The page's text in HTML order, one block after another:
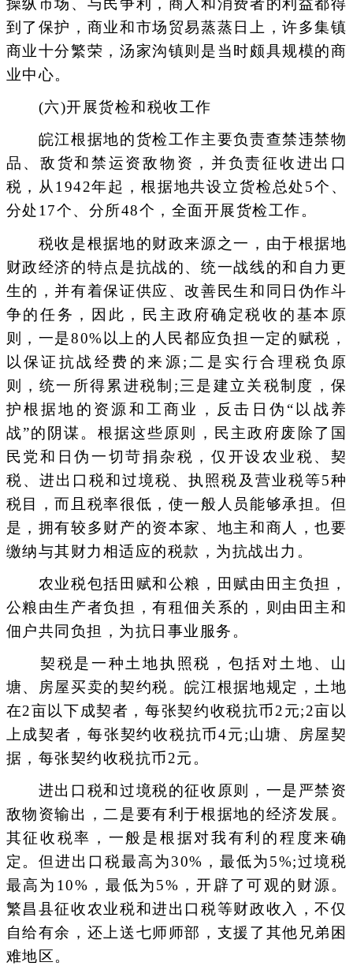
操纵市场、与民争利，商人和消费者的利益都得
到了保护，商业和市场贸易蒸蒸日上，许多集镇
商业十分繁荣，汤家沟镇则是当时颇具规模的商
业中心。
(六)开展货检和税收工作
皖江根据地的货检工作主要负责查禁违禁物
品、敌货和禁运资敌物资，并负责征收进出口
税，从1942年起，根据地共设立货检总处5个、
分处17个、分所48个，全面开展货检工作。
税收是根据地的财政来源之一，由于根据地
财政经济的特点是抗战的、统一战线的和自力更
生的，并有着保证供应、改善民生和同日伪作斗
争的任务，因此，民主政府确定税收的基本原
则，一是80%以上的人民都应负担一定的赋税，
以保证抗战经费的来源;二是实行合理税负原
则，统一所得累进税制;三是建立关税制度，保
护根据地的资源和工商业，反击日伪“以战养
战”的阴谋。根据这些原则，民主政府废除了国
民党和日伪一切苛捐杂税，仅开设农业税、契
税、进出口税和过境税、执照税及营业税等5种
税目，而且税率很低，使一般人员能够承担。但
是，拥有较多财产的资本家、地主和商人，也要
缴纳与其财力相适应的税款，为抗战出力。
农业税包括田赋和公粮，田赋由田主负担，
公粮由生产者负担，有租佃关系的，则由田主和
佃户共同负担，为抗日事业服务。
契税是一种土地执照税，包括对土地、山
塘、房屋买卖的契约税。皖江根据地规定，土地
在2亩以下成契者，每张契约收税抗币2元;2亩以
上成契者，每张契约收税抗币4元;山塘、房屋契
据，每张契约收税抗币2元。
进出口税和过境税的征收原则，一是严禁资
敌物资输出，二是要有利于根据地的经济发展。
其征收税率，一般是根据对我有利的程度来确
定。但进出口税最高为30%，最低为5%;过境税
最高为10%，最低为5%，开辟了可观的财源。
繁昌县征收农业税和进出口税等财政收入，不仅
自给有余，还上送七师师部，支援了其他兄弟困
难地区。